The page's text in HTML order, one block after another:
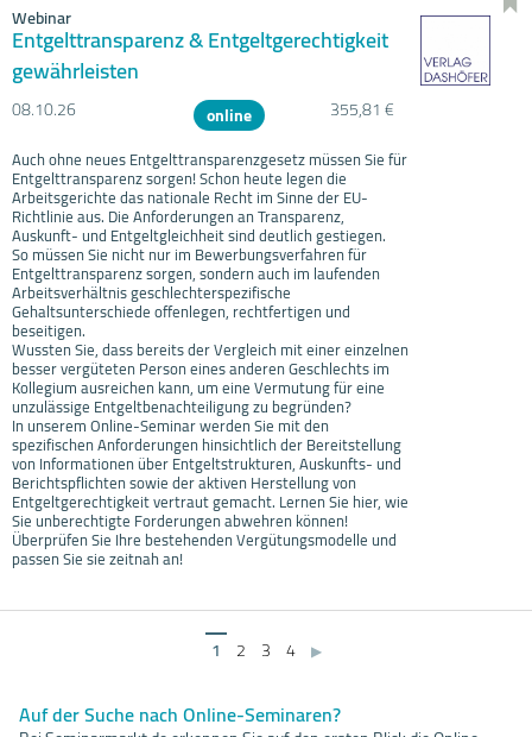
Webinar
Entgelttransparenz & Entgeltgerechtigkeit
gewährleisten
08.10.26 online 355,81 €
Auch ohne neues Entgelttransparenzgesetz müssen Sie für
Entgelttransparenz sorgen! Schon heute legen die
Arbeitsgerichte das nationale Recht im Sinne der EU-
Richtlinie aus. Die Anforderungen an Transparenz,
Auskunft- und Entgeltgleichheit sind deutlich gestiegen.
So müssen Sie nicht nur im Bewerbungsverfahren für
Entgelttransparenz sorgen, sondern auch im laufenden
Arbeitsverhältnis geschlechterspezifische
Gehaltsunterschiede offenlegen, rechtfertigen und
beseitigen.
Wussten Sie, dass bereits der Vergleich mit einer einzelnen
besser vergüteten Person eines anderen Geschlechts im
Kollegium ausreichen kann, um eine Vermutung für eine
unzulässige Entgeltbenachteiligung zu begründen?
In unserem Online-Seminar werden Sie mit den
spezifischen Anforderungen hinsichtlich der Bereitstellung
von Informationen über Entgeltstrukturen, Auskunfts- und
Berichtspflichten sowie der aktiven Herstellung von
Entgeltgerechtigkeit vertraut gemacht. Lernen Sie hier, wie
Sie unberechtigte Forderungen abwehren können!
Überprüfen Sie Ihre bestehenden Vergütungsmodelle und
passen Sie sie zeitnah an!
1 2 3 4 ▶
Auf der Suche nach Online-Seminaren?